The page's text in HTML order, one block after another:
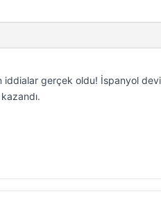
gerçek oldu! İspanyol